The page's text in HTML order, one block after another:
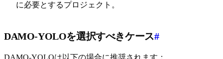
に必要とするプロジェクト。
DAMO-YOLOを選択すべきケース#
DAMO-YOLOは以下の場合に推奨されます：